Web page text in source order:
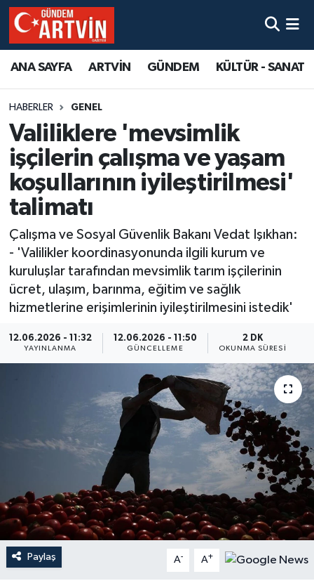
ANA SAYFA ARTVİN GÜNDEM KÜLTÜR - SANAT
HABERLER GENEL
Valiliklere 'mevsimlik
işçilerin çalışma ve yaşam
koşullarının iyileştirilmesi'
talimatı
Çalışma ve Sosyal Güvenlik Bakanı Vedat Işıkhan:
- 'Valilikler koordinasyonunda ilgili kurum ve
kuruluşlar tarafından mevsimlik tarım işçilerinin
ücret, ulaşım, barınma, eğitim ve sağlık
hizmetlerine erişimlerinin iyileştirilmesini istedik'
12.06.2026 - 11:32
YAYINLANMA
12.06.2026 - 11:50
GÜNCELLEME
2 DK
OKUNMA SÜRESI
Paylaş A- A+